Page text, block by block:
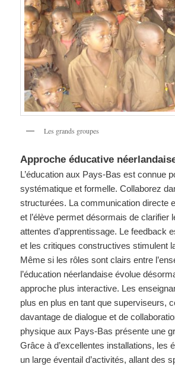
Les grands groupes
Approche éducative
L’éducation aux Pays-Bas est connue
systématique et formelle. Collaborez
structurées. La communication directe
et l’élève permet désormais de clarifier
attentes d’apprentissage. Le feedback
et les critiques constructives stimulent
Même si les rôles sont clairs entre
l’éducation néerlandaise évolue
approche plus interactive. Les
plus en plus en tant que superviseurs,
davantage de dialogue et de
physique aux Pays-Bas présente une
Grâce à d’excellentes installations, les
un large éventail d’activités, allant des